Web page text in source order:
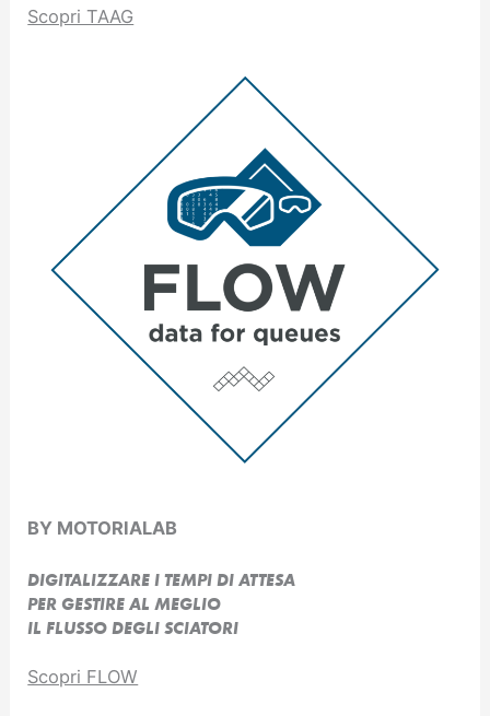
Scopri TAAG
BY MOTORIALAB
DIGITALIZZARE I TEMPI DI ATTESA
PER GESTIRE AL MEGLIO
IL FLUSSO DEGLI SCIATORI
Scopri FLOW